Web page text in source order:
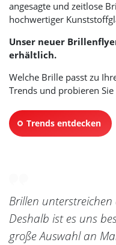
angesagte und zeitlose
hochwertiger
Unser neuer
erhältlich.
Welche Brille passt zu
Trends und probieren
Trends entdecken
Brillen unterstreichen
Deshalb ist es uns
große Auswahl an